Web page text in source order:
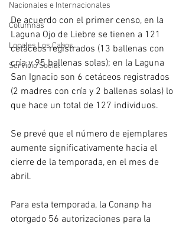
Nacionales e Internacionales
Columnas
Locales Los Cabos
Servicio Social
De acuerdo con el primer censo, en la
Laguna Ojo de Liebre se tienen a 121
cetáceos registrados (13 ballenas con
cría y 95 ballenas solas); en la Laguna
San Ignacio son 6 cetáceos registrados
(2 madres con cría y 2 ballenas solas) lo
que hace un total de 127 individuos.
Se prevé que el número de ejemplares
aumente significativamente hacia el
cierre de la temporada, en el mes de
abril.
Para esta temporada, la Conanp ha
otorgado 56 autorizaciones para la